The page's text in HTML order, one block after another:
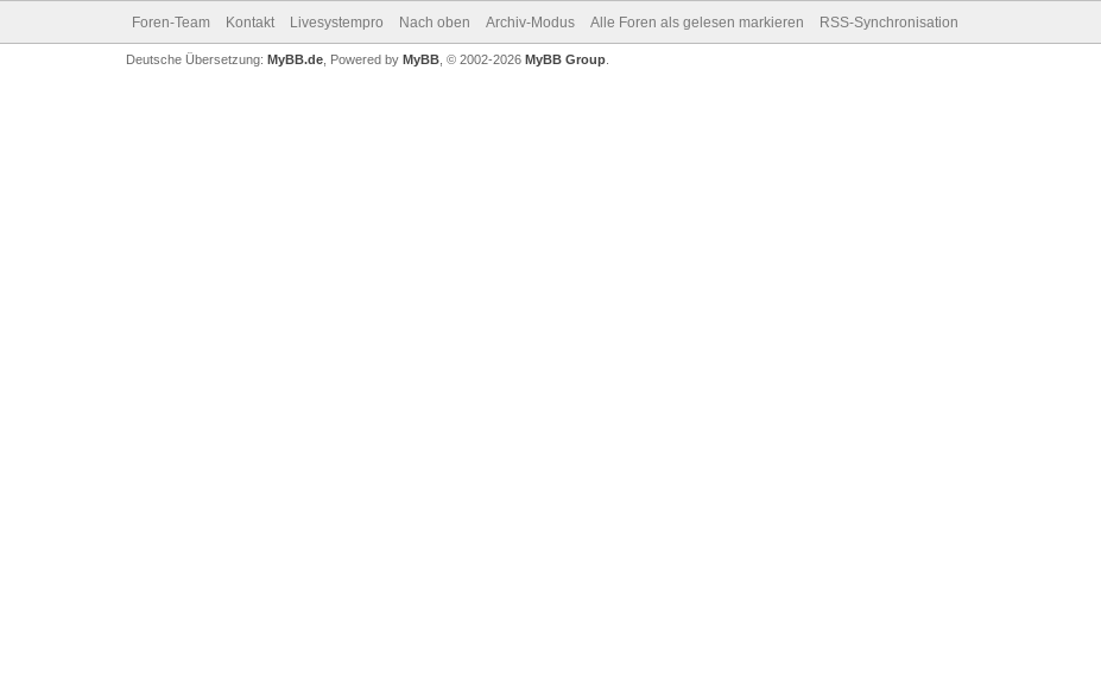
Foren-Team Kontakt Livesystempro Nach oben Archiv-Modus Alle Foren als gelesen markieren RSS-Synchronisation
Deutsche Übersetzung: MyBB.de, Powered by MyBB, © 2002-2026 MyBB Group.